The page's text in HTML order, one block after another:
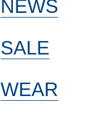
NEWS
SALE
WEAR